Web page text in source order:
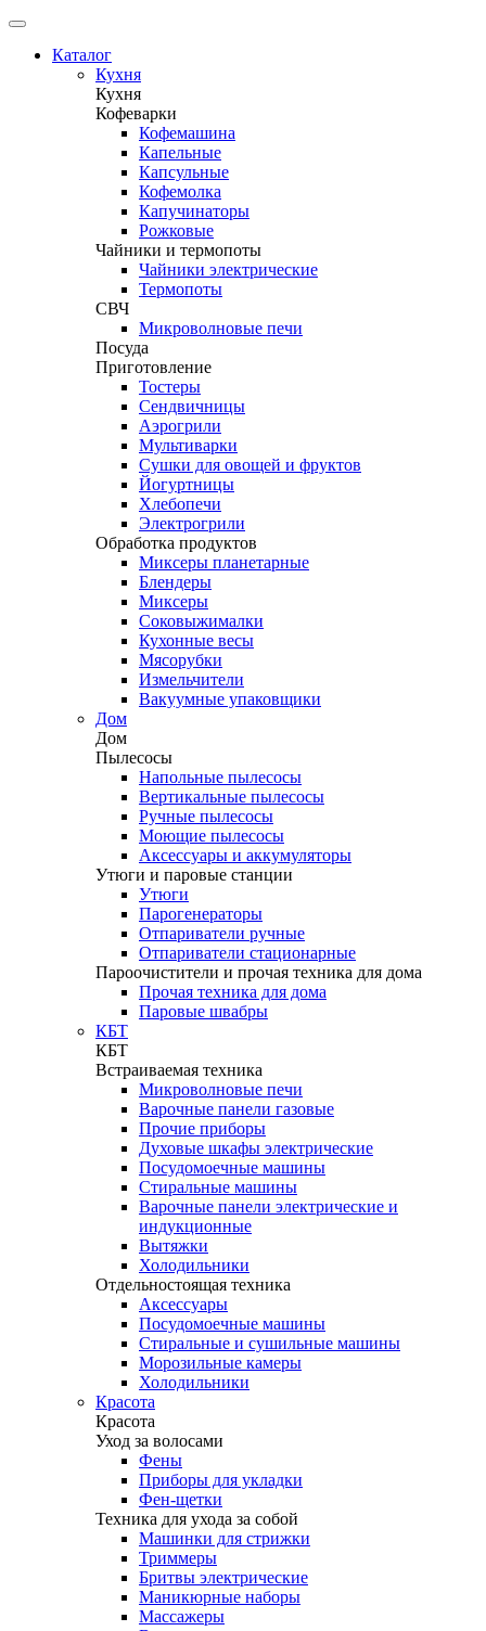
Каталог
Кухня
Кухня
Кофеварки
Кофемашина
Капельные
Капсульные
Кофемолка
Капучинаторы
Рожковые
Чайники и термопоты
Чайники электрические
Термопоты
СВЧ
Микроволновые печи
Посуда
Приготовление
Тостеры
Сендвичницы
Аэрогрили
Мультиварки
Сушки для овощей и фруктов
Йогуртницы
Хлебопечи
Электрогрили
Обработка продуктов
Миксеры планетарные
Блендеры
Миксеры
Соковыжималки
Кухонные весы
Мясорубки
Измельчители
Вакуумные упаковщики
Дом
Дом
Пылесосы
Напольные пылесосы
Вертикальные пылесосы
Ручные пылесосы
Моющие пылесосы
Аксессуары и аккумуляторы
Утюги и паровые станции
Утюги
Парогенераторы
Отпариватели ручные
Отпариватели стационарные
Пароочистители и прочая техника для дома
Прочая техника для дома
Паровые швабры
КБТ
КБТ
Встраиваемая техника
Микроволновые печи
Варочные панели газовые
Прочие приборы
Духовые шкафы электрические
Посудомоечные машины
Стиральные машины
Варочные панели электрические и
индукционные
Вытяжки
Холодильники
Отдельностоящая техника
Аксессуары
Посудомоечные машины
Стиральные и сушильные машины
Морозильные камеры
Холодильники
Красота
Красота
Уход за волосами
Фены
Приборы для укладки
Фен-щетки
Техника для ухода за собой
Машинки для стрижки
Триммеры
Бритвы электрические
Маникюрные наборы
Массажеры